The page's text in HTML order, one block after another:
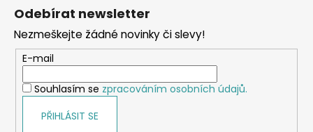
Odebírat newsletter
Nezmeškejte žádné novinky či slevy!
E-mail
Souhlasím se zpracováním osobních údajů.
PŘIHLÁSIT SE